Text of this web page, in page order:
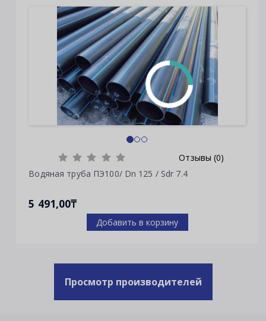
Отзывы (0)
Водяная труба ПЭ100/ Dn 125 / Sdr 7.4
5 491,00₸
Добавить в корзину
Просмотр производителей